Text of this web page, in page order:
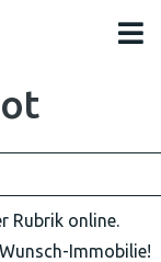
Rubrik online.
Immobilie!